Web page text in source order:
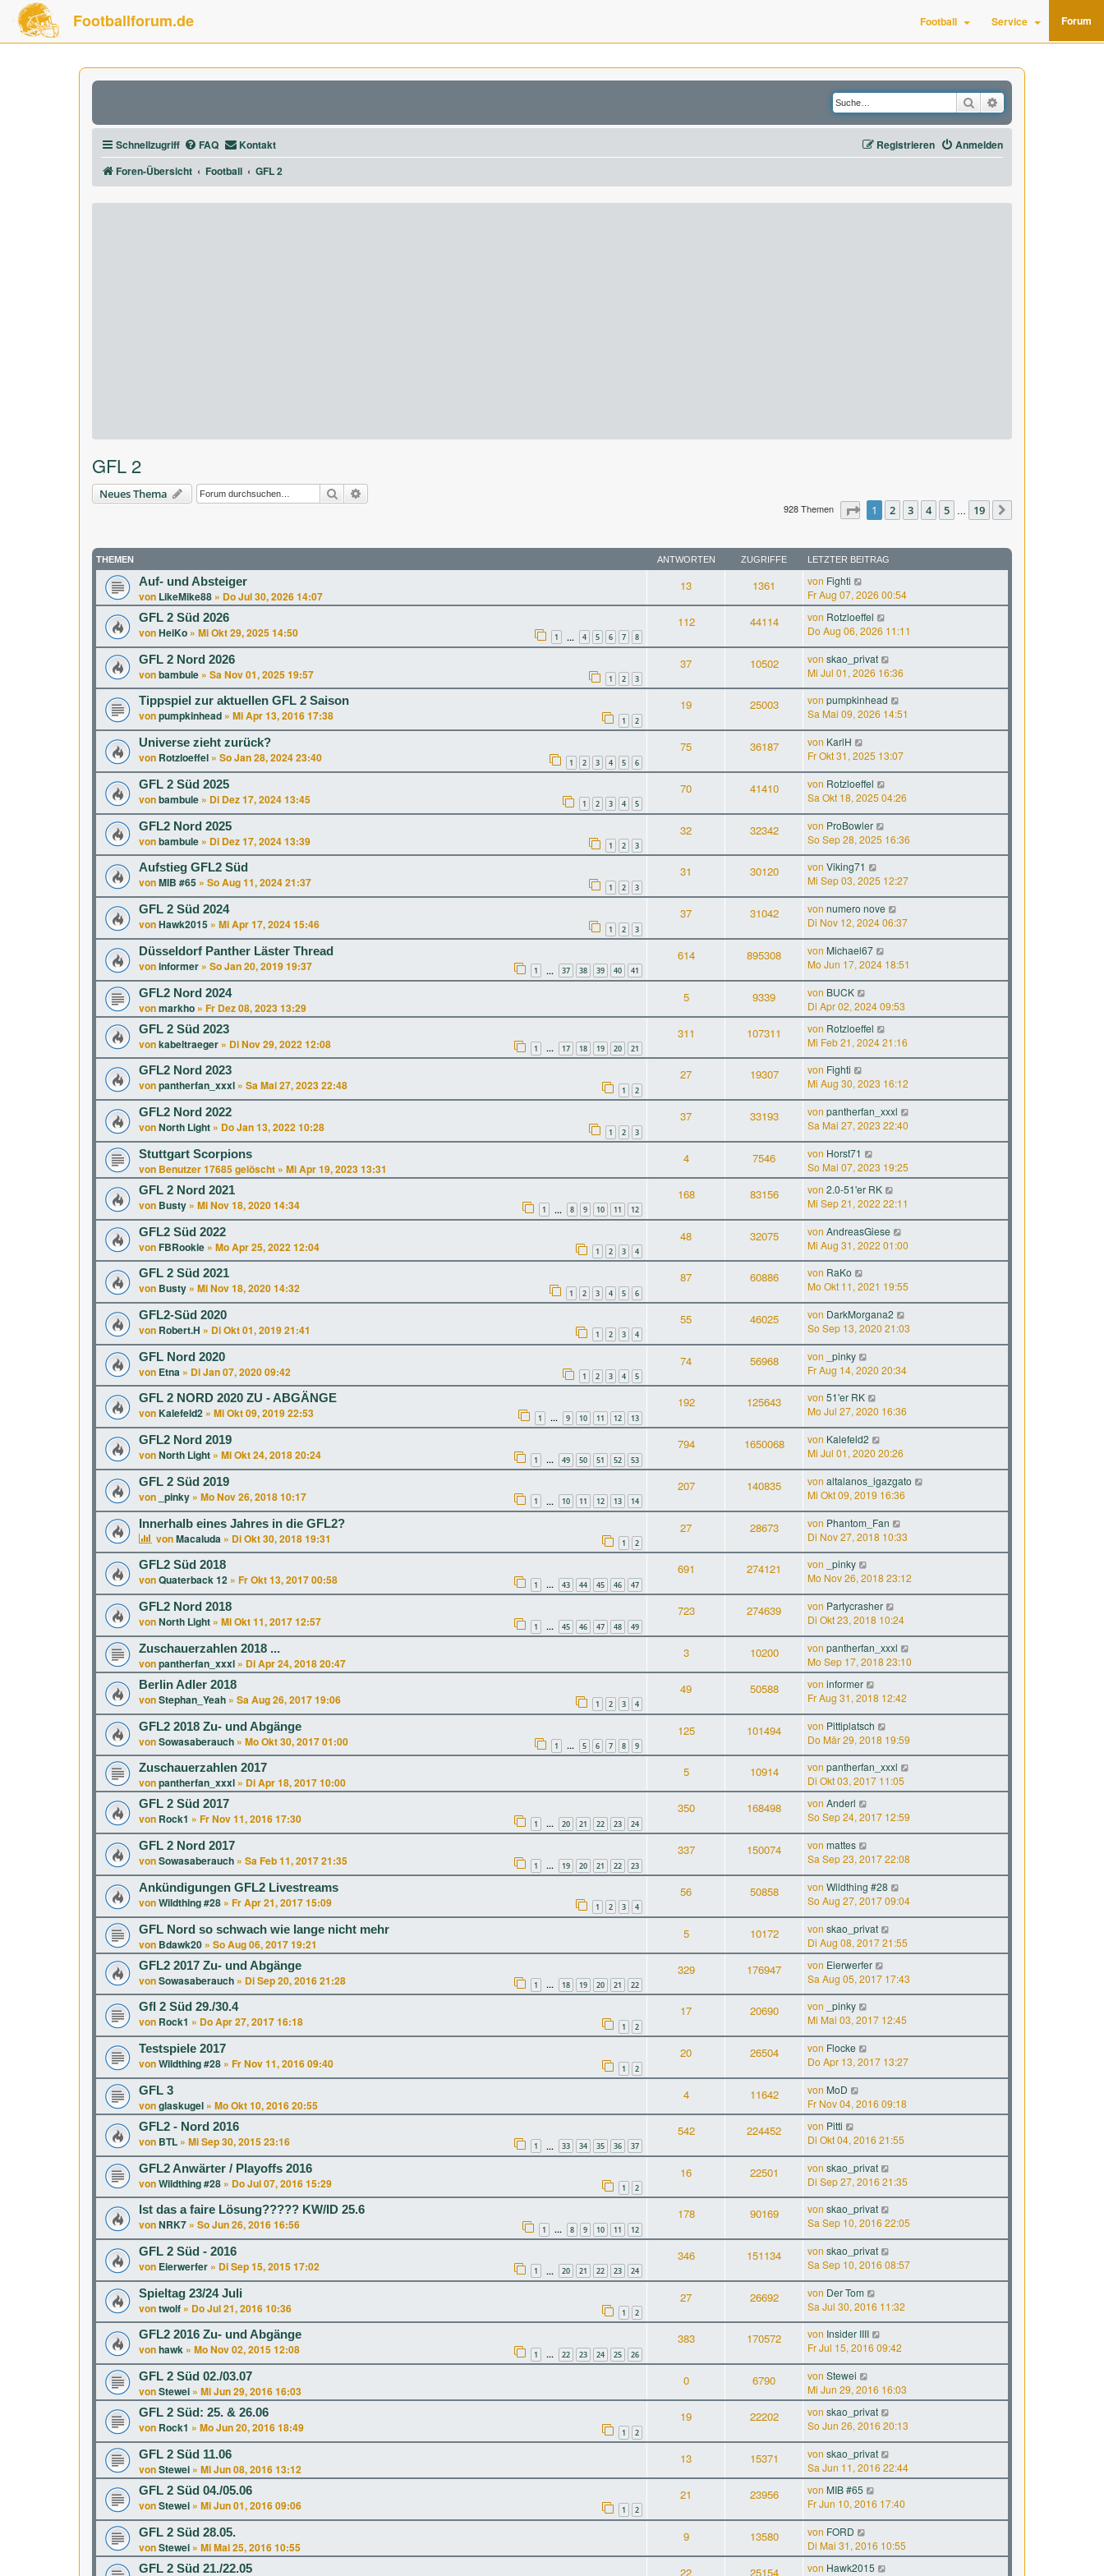
Footballforum.de Football Service Forum
Suche
Schnellzugriff FAQ Kontakt Anmelden
Registrieren
Foren-Übersicht
Football GFL 2
GFL 2
Neues Thema Suche
928 Themen Seite 1von 19
1 2 3 4 5 … 19
THEMEN ANTWORTEN ZUGRIFFE LETZTER BEITRAG
Auf- und Absteiger
von LikeMike88 » Do Jul 30, 2026 14:07
13 1361 von Fighti
Fr Aug 07, 2026 00:54
GFL 2 Süd 2026
vonHeiKo » Mi Okt 29, 2025 14:50 1 … 4 5 6 7 8
112 44114 von Rotzloeffel
Do Aug 06, 2026 11:11
GFL 2 Nord 2026
vonbambule » Sa Nov 01, 2025 19:57 1 2 3
37 10502 von skao_privat
Mi Jul 01, 2026 16:36
Tippspiel zur aktuellen GFL 2 Saison
vonpumpkinhead » Mi Apr 13, 2016 17:38 1 2
19 25003 von pumpkinhead
Sa Mai 09, 2026 14:51
Universe zieht zurück?
von Rotzloeffel » So Jan 28, 2024 23:40 1 2 3 4 5 6
75 36187 von KarlH
Fr Okt 31, 2025 13:07
GFL 2 Süd 2025
vonbambule » Di Dez 17, 2024 13:45 1 2 3 4 5
70 41410 von Rotzloeffel
Sa Okt 18, 2025 04:26
GFL2 Nord 2025
vonbambule » Di Dez 17, 2024 13:39 1 2 3
32 32342 von ProBowler
So Sep 28, 2025 16:36
Aufstieg GFL2 Süd
vonMIB #65 » So Aug 11, 2024 21:37 1 2 3
31 30120 von Viking71
Mi Sep 03, 2025 12:27
GFL 2 Süd 2024
vonHawk2015 » Mi Apr 17, 2024 15:46 1 2 3
37 31042 von numero nove
Di Nov 12, 2024 06:37
Düsseldorf Panther Läster Thread
voninformer » So Jan 20, 2019 19:37 1 … 37 38 39 40 41
614 895308 von Michael67
Mo Jun 17, 2024 18:51
GFL2 Nord 2024
vonmarkho » Fr Dez 08, 2023 13:29
5 9339 von BUCK
Di Apr 02, 2024 09:53
GFL 2 Süd 2023
vonkabeltraeger » Di Nov 29, 2022 12:08 1 … 17 18 19 20 21
311 107311 von Rotzloeffel
Mi Feb 21, 2024 21:16
GFL2 Nord 2023
vonpantherfan_xxxl » Sa Mai 27, 2023 22:48 1 2
27 19307 von Fighti
Mi Aug 30, 2023 16:12
GFL2 Nord 2022
vonNorth Light » Do Jan 13, 2022 10:28 1 2 3
37 33193 von pantherfan_xxxl
Sa Mai 27, 2023 22:40
Stuttgart Scorpions
von Benutzer 17685 gelöscht » Mi Apr 19, 2023 13:31
4 7546 von Horst71
So Mai 07, 2023 19:25
GFL 2 Nord 2021
von Busty » Mi Nov 18, 2020 14:34 1 … 8 9 10 11 12
168 83156 von 2.0-51'er RK
Mi Sep 21, 2022 22:11
GFL2 Süd 2022
von FBRookie » Mo Apr 25, 2022 12:04 1 2 3 4
48 32075 von AndreasGiese
Mi Aug 31, 2022 01:00
GFL 2 Süd 2021
von Busty » Mi Nov 18, 2020 14:32 1 2 3 4 5 6
87 60886 von RaKo
Mo Okt 11, 2021 19:55
GFL2-Süd 2020
von Robert.H » Di Okt 01, 2019 21:41 1 2 3 4
55 46025 von DarkMorgana2
So Sep 13, 2020 21:03
GFL Nord 2020
von Etna » Di Jan 07, 2020 09:42 1 2 3 4 5
74 56968 von
_pinky
Fr Aug 14, 2020 20:34
GFL 2 NORD 2020 ZU - ABGÄNGE
von Kalefeld2 » Mi Okt 09, 2019 22:53 1 … 9 10 11 12 13
192 125643 von 51'er RK
Mo Jul 27, 2020 16:36
GFL2 Nord 2019
vonNorth Light » Mi Okt 24, 2018 20:24 1 … 49 50 51 52 53
794 1650068 von Kalefeld2
Mi Jul 01, 2020 20:26
GFL 2 Süd 2019
von _pinky » Mo Nov 26, 2018 10:17 1 … 10 11 12 13 14
207 140835 von altalanos_igazgato
Mi Okt 09, 2019 16:36
Innerhalb eines Jahres in die GFL2?
vonMacaluda » Di Okt 30, 2018 19:31 1 2
27 28673 von Phantom_Fan
Di Nov 27, 2018 10:33
GFL2 Süd 2018
vonQuaterback 12 » Fr Okt 13, 2017 00:58 1 … 43 44 45 46 47
691 274121 von
_pinky
Mo Nov 26, 2018 23:12
GFL2 Nord 2018
vonNorth Light » Mi Okt 11, 2017 12:57 1 … 45 46 47 48 49
723 274639 von Partycrasher
Di Okt 23, 2018 10:24
Zuschauerzahlen 2018 ...
vonpantherfan_xxxl » Di Apr 24, 2018 20:47
3 10200 von pantherfan_xxxl
Mo Sep 17, 2018 23:10
Berlin Adler 2018
vonStephan_Yeah » Sa Aug 26, 2017 19:06 1 2 3 4
49 50588 von informer
Fr Aug 31, 2018 12:42
GFL2 2018 Zu- und Abgänge
vonSowasaberauch » Mo Okt 30, 2017 01:00 1 … 5 6 7 8 9
125 101494 von Pittiplatsch
Do Mär 29, 2018 19:59
Zuschauerzahlen 2017
vonpantherfan_xxxl » Di Apr 18, 2017 10:00
5 10914 von pantherfan_xxxl
Di Okt 03, 2017 11:05
GFL 2 Süd 2017
von Rock1 » Fr Nov 11, 2016 17:30 1 … 20 21 22 23 24
350 168498 von Anderl
So Sep 24, 2017 12:59
GFL 2 Nord 2017
vonSowasaberauch » Sa Feb 11, 2017 21:35 1 … 19 20 21 22 23
337 150074 von mattes
Sa Sep 23, 2017 22:08
Ankündigungen GFL2 Livestreams
vonWildthing #28 » Fr Apr 21, 2017 15:09 1 2 3 4
56 50858 von Wildthing #28
So Aug 27, 2017 09:04
GFL Nord so schwach wie lange nicht mehr
von Bdawk20 » So Aug 06, 2017 19:21
5 10172 von skao_privat
Di Aug 08, 2017 21:55
GFL2 2017 Zu- und Abgänge
vonSowasaberauch » Di Sep 20, 2016 21:28 1 … 18 19 20 21 22
329 176947 von Eierwerfer
Sa Aug 05, 2017 17:43
Gfl 2 Süd 29./30.4
von Rock1 » Do Apr 27, 2017 16:18 1 2
17 20690 von
_pinky
Mi Mai 03, 2017 12:45
Testspiele 2017
vonWildthing #28 » Fr Nov 11, 2016 09:40 1 2
20 26504 von Flocke
Do Apr 13, 2017 13:27
GFL 3
vonglaskugel » Mo Okt 10, 2016 20:55
4 11642 von MoD
Fr Nov 04, 2016 09:18
GFL2 - Nord 2016
von BTL » Mi Sep 30, 2015 23:16 1 … 33 34 35 36 37
542 224452 von Pitti
Di Okt 04, 2016 21:55
GFL2 Anwärter / Playoffs 2016
vonWildthing #28 » Do Jul 07, 2016 15:29 1 2
16 22501 von skao_privat
Di Sep 27, 2016 21:35
Ist das a faire Lösung????? KW/ID 25.6
vonNRK7 » So Jun 26, 2016 16:56 1 … 8 9 10 11 12
178 90169 von skao_privat
Sa Sep 10, 2016 22:05
GFL 2 Süd - 2016
von Eierwerfer » Di Sep 15, 2015 17:02 1 … 20 21 22 23 24
346 151134 von skao_privat
Sa Sep 10, 2016 08:57
Spieltag 23/24 Juli
vontwolf » Do Jul 21, 2016 10:36 1 2
27 26692 von Der Tom
Sa Jul 30, 2016 11:32
GFL2 2016 Zu- und Abgänge
vonhawk » Mo Nov 02, 2015 12:08 1 … 22 23 24 25 26
383 170572 von Insider IIII
Fr Jul 15, 2016 09:42
GFL 2 Süd 02./03.07
vonStewei » Mi Jun 29, 2016 16:03
0 6790 von Stewei
Mi Jun 29, 2016 16:03
GFL 2 Süd: 25. & 26.06
von Rock1 » Mo Jun 20, 2016 18:49 1 2
19 22202 von skao_privat
So Jun 26, 2016 20:13
GFL 2 Süd 11.06
vonStewei » Mi Jun 08, 2016 13:12
13 15371 von skao_privat
Sa Jun 11, 2016 22:44
GFL 2 Süd 04./05.06
vonStewei » Mi Jun 01, 2016 09:06 1 2
21 23956 von MIB #65
Fr Jun 10, 2016 17:40
GFL 2 Süd 28.05.
vonStewei » Mi Mai 25, 2016 10:55
9 13580 von FORD
Di Mai 31, 2016 10:55
GFL 2 Süd 21./22.05 22 25154 von Hawk2015